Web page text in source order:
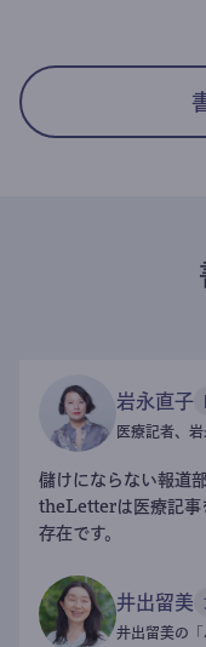
岩永直子
医療記者、
儲けにならない報道
theLetterは医療記事
存在です。
井出留美
井出留美の「